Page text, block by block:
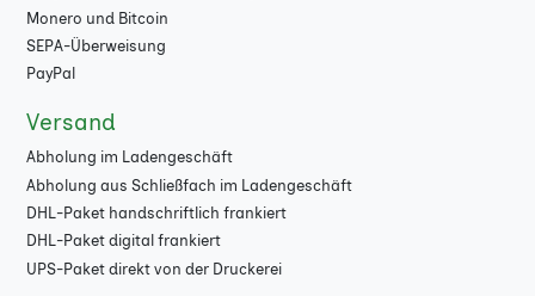
100
104
108
Monero und Bitcoin
SEPA-Überweisung
PayPal
Versand
Abholung im Ladengeschäft
Abholung aus Schließfach im Ladengeschäft
DHL-Paket handschriftlich frankiert
DHL-Paket digital frankiert
UPS-Paket direkt von der Druckerei